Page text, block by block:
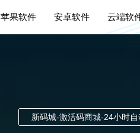
苹果软件 安卓软件 云端软
新码城-激活码商城-24小时